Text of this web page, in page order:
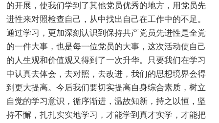
的开展，使我们学到了其他党员优秀的地方，用党员先
进性来对照检查自己，从中找出自己在工作中的不足。
通过学习，更加深刻认识到保持共产党员先进性是全党
的一件大事，也是每一位党员的大事，这次活动使自己
的人生观和价值观又得到了一次升华。只要我们在学习
中认真去体会，去对照，去改进，我们的思想境界会得
到更大提高。今后我们要切实提高自身综合素质，树立
自觉的学习意识，循序渐进，温故知新，持之以恒，坚
持不懈，扎扎实实地学习，才能学到真才实学，才能把